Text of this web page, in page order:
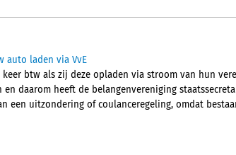
auto laden via VvE
btw als zij deze opladen via stroom van hun
daarom heeft de belangenvereniging
een uitzondering of coulanceregeling, omdat